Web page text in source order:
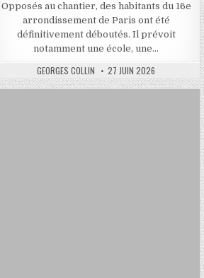
Opposés au chantier, des habitants du 16e
arrondissement de Paris ont été
définitivement déboutés. Il prévoit
notamment une école, une…
AUTHOR:
GEORGES COLLIN PUBLISHED
DATE:
27 JUIN 2026